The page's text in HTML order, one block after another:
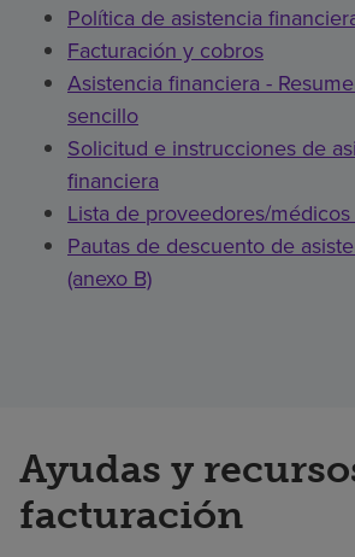
Política de asistencia
Facturación y cobros
Asistencia financiera -
sencillo
Solicitud e instrucciones de
financiera
Lista de proveedores/médicos
Pautas de descuento de
(anexo B)
Ayudas y
facturación